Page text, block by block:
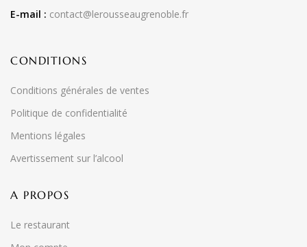
E-mail : contact@lerousseaugrenoble.fr
CONDITIONS
Conditions générales de ventes
Politique de confidentialité
Mentions légales
Avertissement sur l’alcool
A PROPOS
Le restaurant